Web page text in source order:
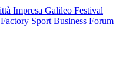
Impresa Galileo Festival
Sport Business Forum